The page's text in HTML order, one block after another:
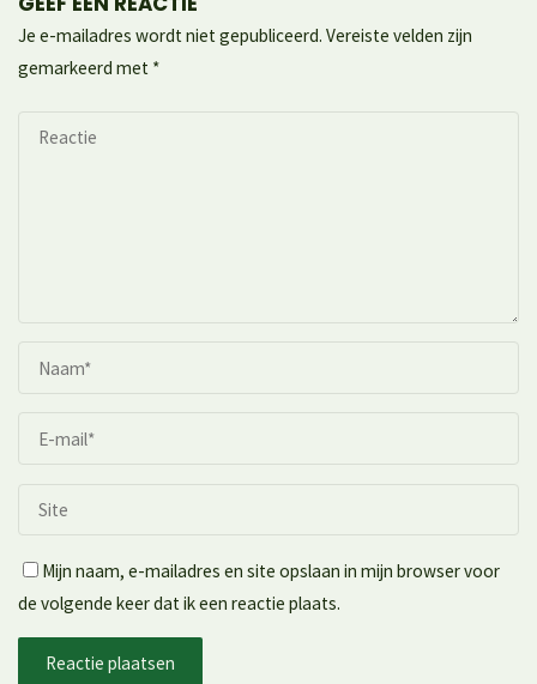
Je e-mailadres wordt niet gepubliceerd. Vereiste velden zijn
gemarkeerd met *
Mijn naam, e-mailadres en site opslaan in mijn browser voor
de volgende keer dat ik een reactie plaats.